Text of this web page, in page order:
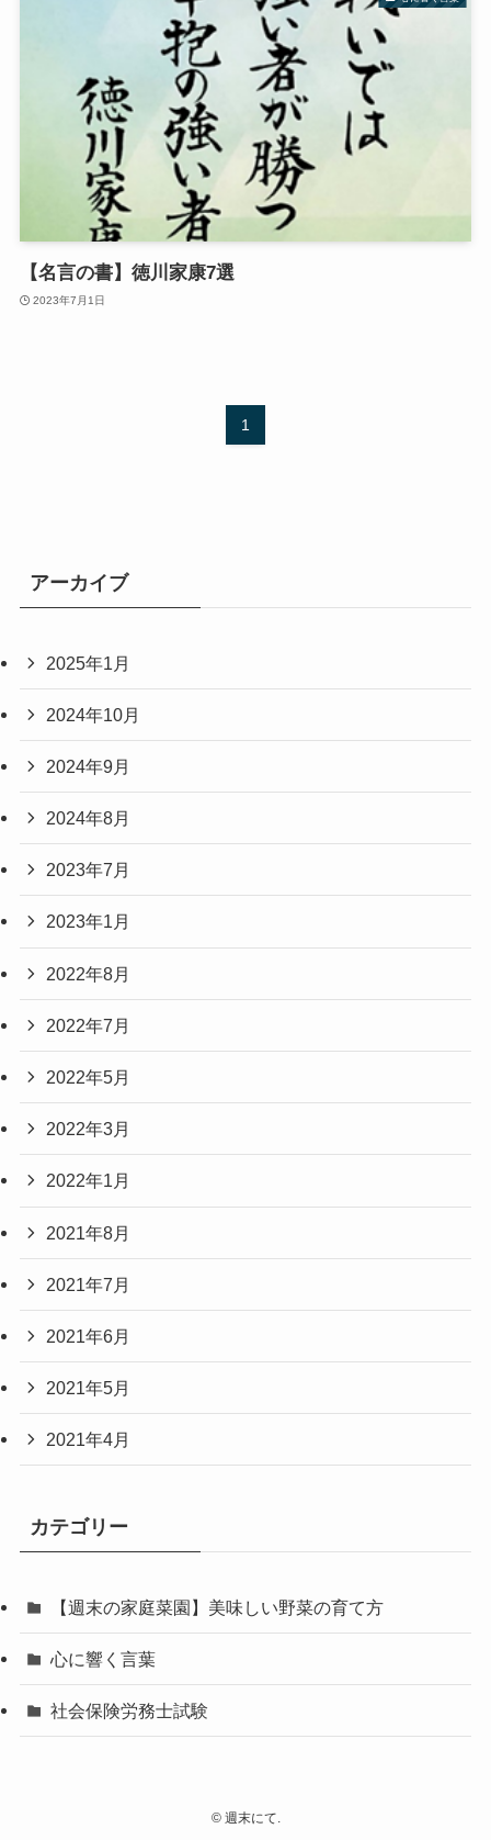
【名言の書】徳川家康7選
2023年7月1日
1
アーカイブ
2025年1月
2024年10月
2024年9月
2024年8月
2023年7月
2023年1月
2022年8月
2022年7月
2022年5月
2022年3月
2022年1月
2021年8月
2021年7月
2021年6月
2021年5月
2021年4月
カテゴリー
【週末の家庭菜園】美味しい野菜の育て方
心に響く言葉
社会保険労務士試験
©週末にて.